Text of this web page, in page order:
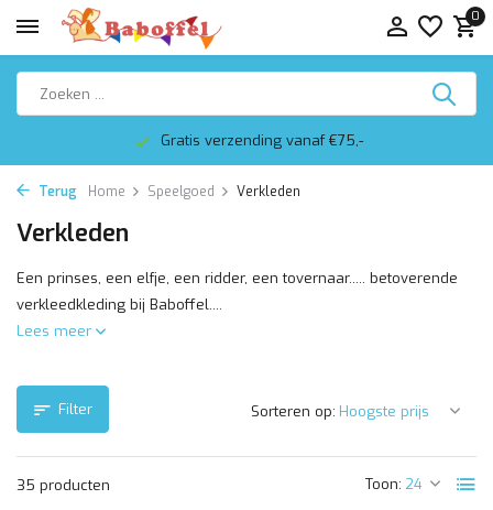
0
Altijd mooi ingepakt
Terug Home Speelgoed Verkleden
Verkleden
Een prinses, een elfje, een ridder, een tovernaar..... betoverende
verkleedkleding bij Baboffel....
Lees meer
Filter
35 producten Toon:
Sorteren op: